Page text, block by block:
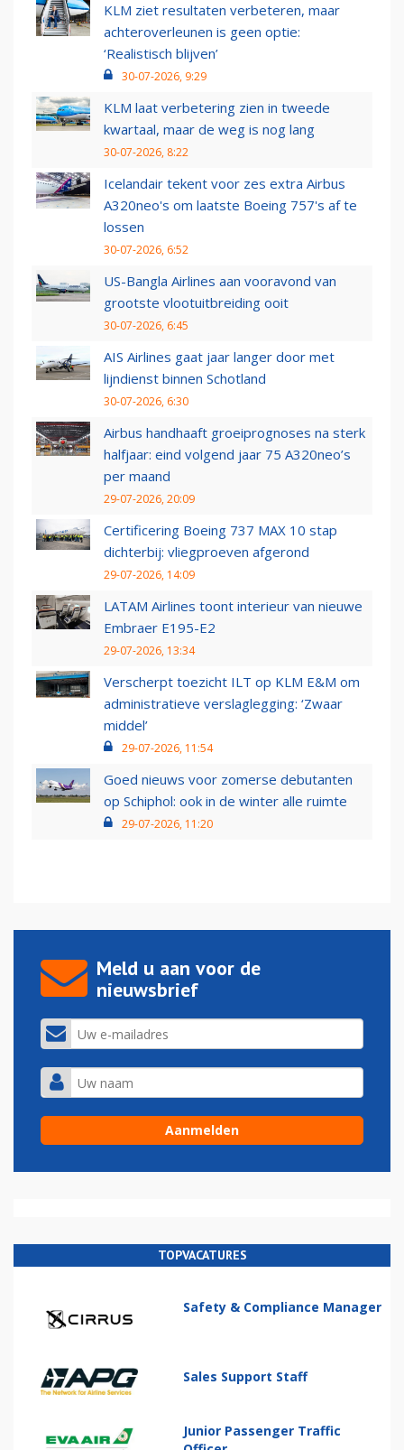
KLM ziet resultaten verbeteren, maar
achteroverleunen is geen optie:
‘Realistisch blijven’
30-07-2026, 9:29
KLM laat verbetering zien in tweede
kwartaal, maar de weg is nog lang
30-07-2026, 8:22
Icelandair tekent voor zes extra Airbus
A320neo's om laatste Boeing 757's af te
lossen
30-07-2026, 6:52
US-Bangla Airlines aan vooravond van
grootste vlootuitbreiding ooit
30-07-2026, 6:45
AIS Airlines gaat jaar langer door met
lijndienst binnen Schotland
30-07-2026, 6:30
Airbus handhaaft groeiprognoses na sterk
halfjaar: eind volgend jaar 75 A320neo’s
per maand
29-07-2026, 20:09
Certificering Boeing 737 MAX 10 stap
dichterbij: vliegproeven afgerond
29-07-2026, 14:09
LATAM Airlines toont interieur van nieuwe
Embraer E195-E2
29-07-2026, 13:34
Verscherpt toezicht ILT op KLM E&M om
administratieve verslaglegging: ‘Zwaar
middel’
29-07-2026, 11:54
Goed nieuws voor zomerse debutanten
op Schiphol: ook in de winter alle ruimte
29-07-2026, 11:20
Meld u aan voor de
nieuwsbrief
TOPVACATURES
Safety & Compliance Manager
Sales Support Staff
Junior Passenger Traffic